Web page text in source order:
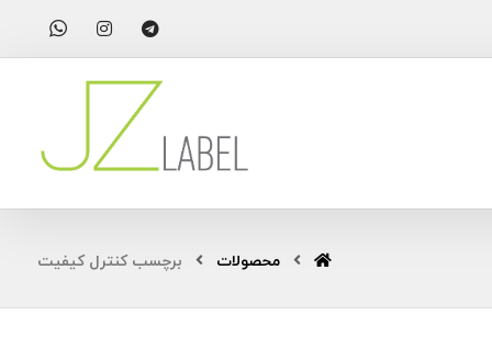
محصولات برچسب کنترل کیفیت